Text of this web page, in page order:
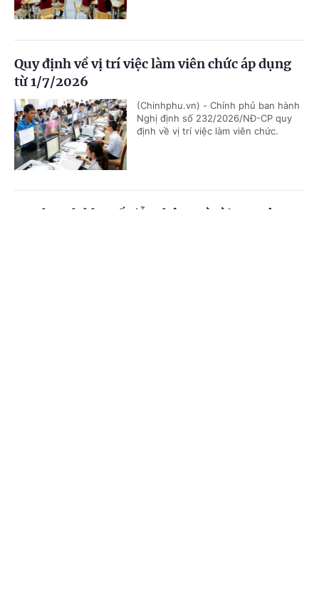
Quy định về vị trí việc làm viên chức áp dụng
từ 1/7/2026
(Chinhphu.vn) - Chính phủ ban hành
Nghị định số 232/2026/NĐ-CP quy
định về vị trí việc làm viên chức.
Quy hoạch kho số viễn thông và tài nguyên